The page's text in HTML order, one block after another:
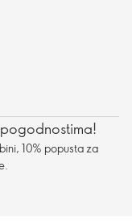
10% popusta za